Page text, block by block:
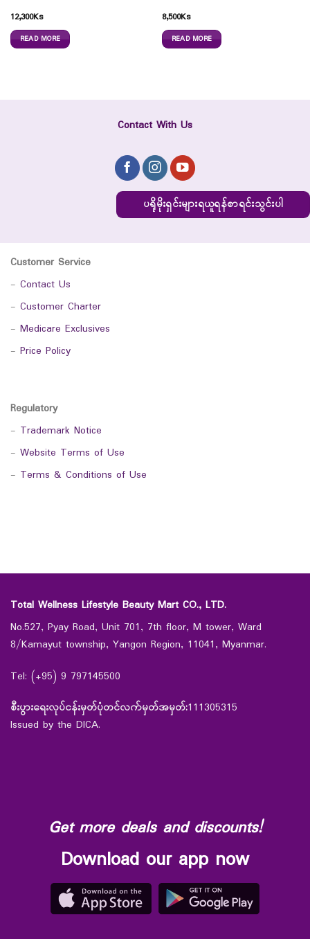
12,300Ks
READ MORE
8,500Ks
READ MORE
Contact With Us
ပရိုမိုးရှင်းများရယူရန်စာရင်းသွင်းပါ
Customer Service
- Contact Us
- Customer Charter
- Medicare Exclusives
- Price Policy
Regulatory
- Trademark Notice
- Website Terms of Use
- Terms & Conditions of Use
Total Wellness Lifestyle Beauty Mart CO., LTD.
No.527, Pyay Road, Unit 701, 7th floor, M tower, Ward
8/Kamayut township, Yangon Region, 11041, Myanmar.
Tel: (+95) 9 797145500
စီးပွားရေးလုပ်ငန်းမှတ်ပုံတင်လက်မှတ်အမှတ်:111305315
Issued by the DICA.
Get more deals and discounts!
Download our app now